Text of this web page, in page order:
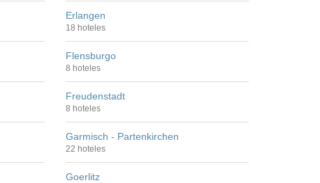
Erlangen
18 hoteles
Flensburgo
8 hoteles
Freudenstadt
8 hoteles
Garmisch - Partenkirchen
22 hoteles
Goerlitz